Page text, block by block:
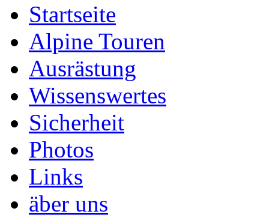
Startseite
Alpine Touren
Ausrästung
Wissenswertes
Sicherheit
Photos
Links
äber uns